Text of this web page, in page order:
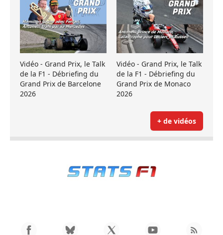
Vidéo - Grand Prix, le Talk
de la F1 - Débriefing du
Grand Prix de Barcelone
2026
Vidéo - Grand Prix, le Talk
de la F1 - Débriefing du
Grand Prix de Monaco
2026
+ de vidéos